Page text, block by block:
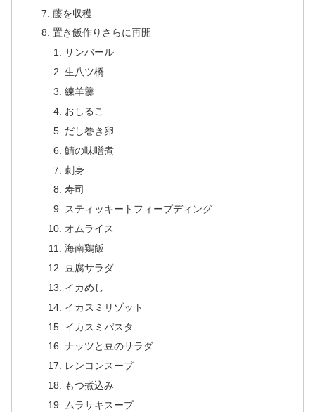
藤を収穫
置き飯作りさらに再開
サンバール
生八ツ橋
練羊羹
おしるこ
だし巻き卵
鯖の味噌煮
刺身
寿司
スティッキートフィープディング
オムライス
海南鶏飯
豆腐サラダ
イカめし
イカスミリゾット
イカスミパスタ
ナッツと豆のサラダ
レンコンスープ
もつ煮込み
ムラサキスープ